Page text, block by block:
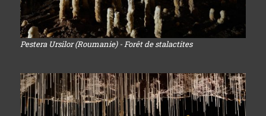
Pestera Ursilor (Roumanie) - Forêt de stalactites